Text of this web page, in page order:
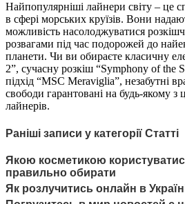
Найпопулярніші лайнери світу – це
в сфері морських круїзів. Вони
можливість насолоджуватися
розвагами під час подорожей до
планети. Чи ви обираєте класичну
2”, сучасну розкіш “Symphony of the
підхід “MSC Meraviglia”, незабутні
свободи гарантовані на будь-якому
лайнерів.
Раніші записи у категорії Статті
Якою косметикою
правильно обирати
Як розлучитись онлайн в